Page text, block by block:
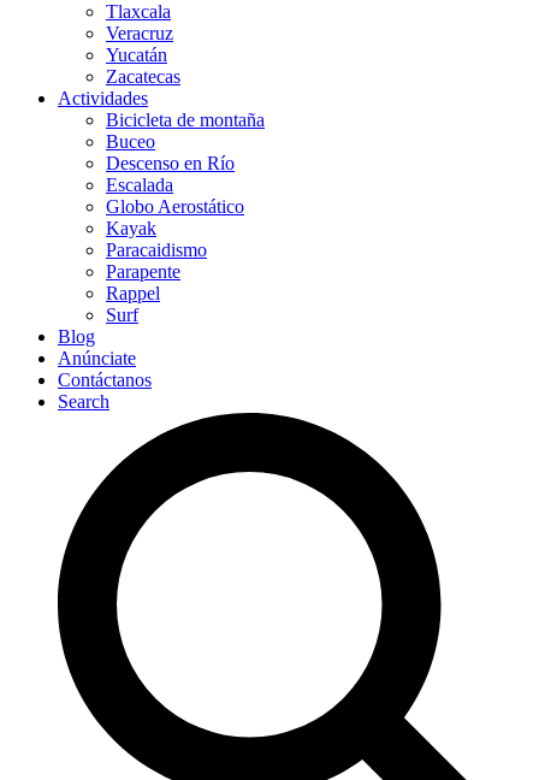
Tlaxcala
Veracruz
Yucatán
Zacatecas
Actividades
Bicicleta de montaña
Buceo
Descenso en Río
Escalada
Globo Aerostático
Kayak
Paracaidismo
Parapente
Rappel
Surf
Blog
Anúnciate
Contáctanos
Search